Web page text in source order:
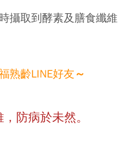
攝取到酵素及膳食纖維
熟齡LINE好友 ～
防病於未然。